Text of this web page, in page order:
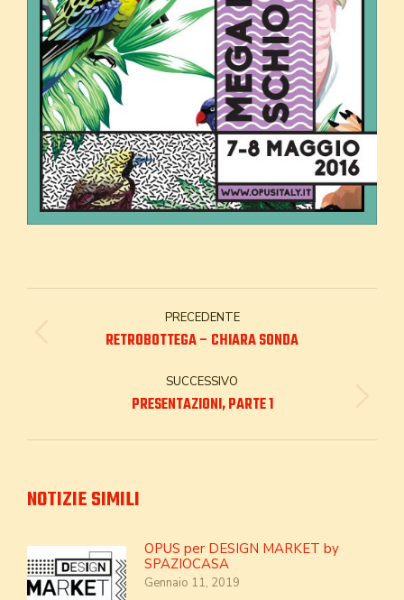
TRA
PRECEDENTE
Post
RETROBOTTEGA – CHIARA SONDA
SUCCESSIVO
Prossimo
PRESENTAZIONI, PARTE 1
NOTIZIE SIMILI
OPUS per DESIGN MARKET by
SPAZIOCASA
Gennaio 11, 2019